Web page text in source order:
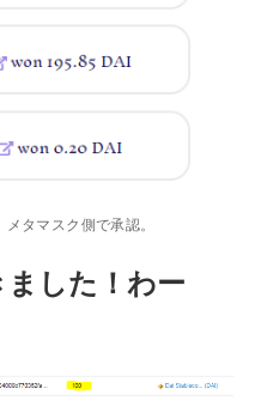
タマスク側で承認。
した！わー